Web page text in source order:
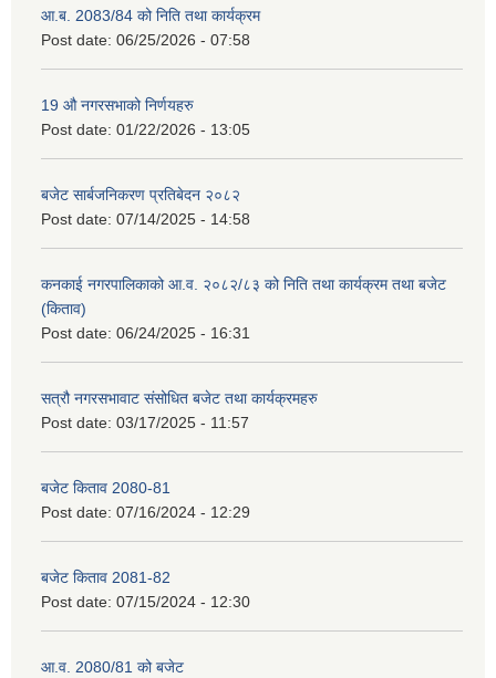
आ.ब. 2083/84 को निति तथा कार्यक्रम
Post date: 06/25/2026 - 07:58
19 औ नगरसभाको निर्णयहरु
Post date: 01/22/2026 - 13:05
बजेट सार्बजनिकरण प्रतिबेदन २०८२
Post date: 07/14/2025 - 14:58
कनकाई नगरपालिकाको आ.व. २०८२/८३ को निति तथा कार्यक्रम तथा बजेट
(किताव)
Post date: 06/24/2025 - 16:31
सत्रौ नगरसभावाट संसोधित बजेट तथा कार्यक्रमहरु
Post date: 03/17/2025 - 11:57
बजेट किताव 2080-81
Post date: 07/16/2024 - 12:29
बजेट किताव 2081-82
Post date: 07/15/2024 - 12:30
आ.व. 2080/81 को बजेट